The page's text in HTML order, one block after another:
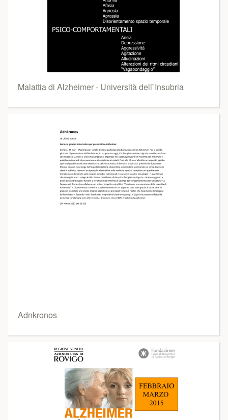
Malattia di Alzheimer - Università dell`Insubria
Adnkronos